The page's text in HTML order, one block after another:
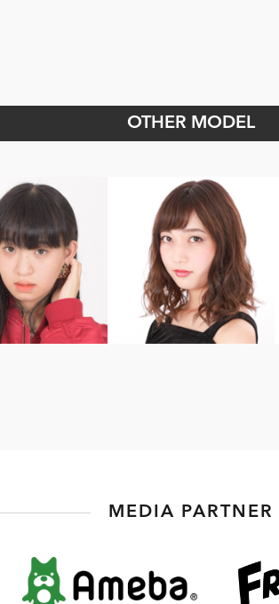
OTHER MODEL
MEDIA PARTNER